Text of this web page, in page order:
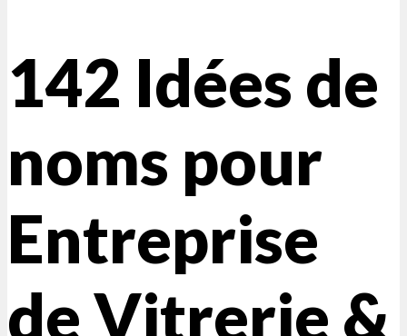
142 Idées de
noms pour
Entreprise
de Vitrerie &